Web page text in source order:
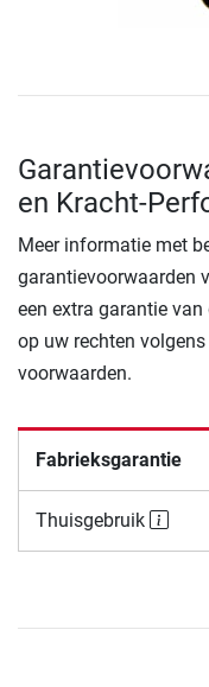
en Kracht-
Meer informatie met
garantievoorwaarden
een extra garantie
op uw rechten
voorwaarden.
Fabrieksgarantie
Thuisgebruik